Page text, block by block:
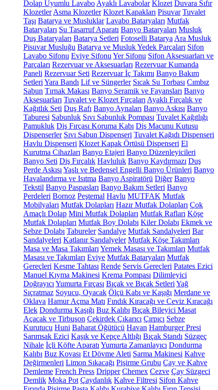
Dolap Uyumlu Lavabo Ayaklı Lavabolar Klozet Duvara Sıfır
Klozetler Asma Klozetler Klozet Kapakları Pisuvar Tuvalet
Taşı Batarya ve Musluklar Lavabo Bataryaları Mutfak
Bataryaları Su Tasarruf Aparatı Banyo Bataryaları Musluk
Duş Bataryaları Batarya Setleri Fotoselli Batarya Ara Musluk
Pisuvar Musluğu Batarya ve Musluk Yedek Parçaları Sifon
Lavabo Sifonu Eviye Sifonu Yer Sifonu Sifon Aksesuarları ve
Parçaları Rezervuar ve Aksesuarları Rezervuar Kumanda
Paneli Rezervuar Seti Rezervuar İç Takımı Banyo Bakım
Setleri Yara Bandı Lif ve Süngerler Sıcak Su Torbası Cımbız
Sabun Tırnak Makası Banyo Seramik ve Fayansları Banyo
Aksesuarları Tuvalet ve Klozet Fırçaları Ayaklı Fırçalık ve
Kağıtlık Seti Duş Rafı Banyo Aynaları Banyo Askısı Banyo
Taburesi Sabunluk Sıvı Sabunluk Pompası Tuvalet Kağıtlığı
Pamukluk Diş Fırçası Koruma Kabı Diş Macunu Kutusu
Dispenserler Sıvı Sabun Dispenseri Tuvalet Kağıdı Dispenseri
Havlu Dispenseri Klozet Kapak Örtüsü Dispenseri El
Kurutma Cihazları Banyo Etajeri Banyo Düzenleyicileri
Banyo Seti Diş Fırçalık Havluluk Banyo Kaydırmazı Duş
Perde Askısı Yaşlı ve Bedensel Engelli Banyo Ürünleri Banyo
Havalandırma ve Isıtma Banyo Aspiratörü Diğer Banyo
Tekstil Banyo Paspasları Banyo Bakım Setleri Banyo
Perdeleri Bornoz Peştemal Havlu MUTFAK Mutfak
Mobilyaları Mutfak Dolapları Hazır Mutfak Dolapları Çok
Amaçlı Dolap Mini Mutfak Dolapları Mutfak Rafları Köşe
Mutfak Dolapları Mutfak Boy Dolabı Kiler Dolabı Ekmek ve
Sebze Dolabı Tabureler Sandalye Mutfak Sandalyeleri Bar
Sandalyeleri Katlanır Sandalyeler Mutfak Köşe Takımları
Masa ve Masa Takımları Yemek Masası ve Takımları Mutfak
Masası ve Takımları Eviye Mutfak Bataryaları Mutfak
Gereçleri Kesme Tahtası Rende Servis Gereçleri Patates Ezici
Manuel Kıyma Makinesi Krema Pompası Dilimleyici
Doğrayıcı Yumurta Fırçası Bıçak ve Bıçak Setleri Yağ
Sıçratmaz Soyucu, Oyacak Ölçü Kabı ve Kaşığı Merdane ve
Oklava Hamur Açma Matı Fındık Kıracağı ve Ceviz Kıracağı
Elek Dondurma Kaşığı Buz Kalıbı Bıçak Bileyici Masat
Açacak ve Tirbuşon Çekirdek Çıkarıcı Çırpıcı Sebze
Kurutucu Huni Baharat Öğütücü Havan Hamburger Presi
Sarımsak Ezici Kaşık ve Kepçe Altlığı Bıçak Standı Süzgeç
Nihale İçli Köfte Aparatı Yumurta Zamanlayıcı Dondurma
Kalıbı Buz Kovası Et Dövme Aleti Sarma Makinesi Kahve
Değirmenleri Limon Sıkacağı Pişirme Grubu Çay ve Kahve
Demleme French Press Dripper Chemex Cezve Çay Süzgeci
Demlik Moka Pot Çaydanlık Kahve Filtresi Sifon Kahve